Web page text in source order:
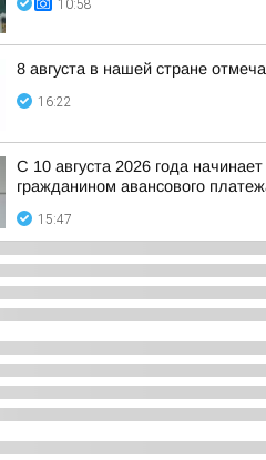
10:58
8 августа в нашей стране
16:22
С 10 августа 2026 года
гражданином авансового
15:47